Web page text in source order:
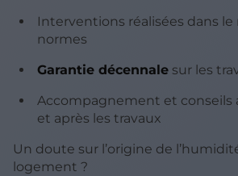
Interventions réalisées dans le
normes
Garantie décennalesur les
Accompagnement et conseils
et après les travaux
Un doute sur l’origine de
logement ?